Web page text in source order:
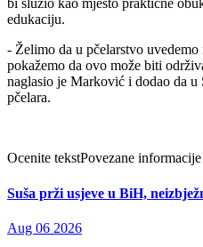
bi služio kao mjesto praktične
edukaciju.
- Želimo da u pčelarstvo
pokažemo da ovo može biti
naglasio je Marković i dodao da
pčelara.
Ocenite tekstPovezane informacije
Suša prži usjeve u BiH,
Aug 06 2026